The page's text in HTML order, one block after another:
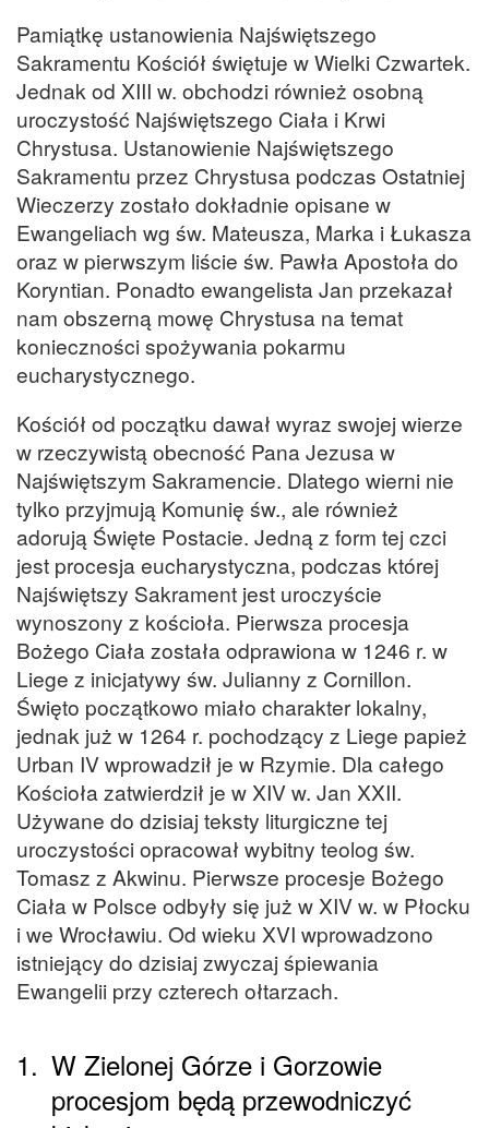
Pamiątkę ustanowienia Najświętszego
Sakramentu Kościół świętuje w Wielki Czwartek.
Jednak od XIII w. obchodzi również osobną
uroczystość Najświętszego Ciała i Krwi
Chrystusa. Ustanowienie Najświętszego
Sakramentu przez Chrystusa podczas Ostatniej
Wieczerzy zostało dokładnie opisane w
Ewangeliach wg św. Mateusza, Marka i Łukasza
oraz w pierwszym liście św. Pawła Apostoła do
Koryntian. Ponadto ewangelista Jan przekazał
nam obszerną mowę Chrystusa na temat
konieczności spożywania pokarmu
eucharystycznego.
Kościół od początku dawał wyraz swojej wierze
w rzeczywistą obecność Pana Jezusa w
Najświętszym Sakramencie. Dlatego wierni nie
tylko przyjmują Komunię św., ale również
adorują Święte Postacie. Jedną z form tej czci
jest procesja eucharystyczna, podczas której
Najświętszy Sakrament jest uroczyście
wynoszony z kościoła. Pierwsza procesja
Bożego Ciała została odprawiona w 1246 r. w
Liege z inicjatywy św. Julianny z Cornillon.
Święto początkowo miało charakter lokalny,
jednak już w 1264 r. pochodzący z Liege papież
Urban IV wprowadził je w Rzymie. Dla całego
Kościoła zatwierdził je w XIV w. Jan XXII.
Używane do dzisiaj teksty liturgiczne tej
uroczystości opracował wybitny teolog św.
Tomasz z Akwinu. Pierwsze procesje Bożego
Ciała w Polsce odbyły się już w XIV w. w Płocku
i we Wrocławiu. Od wieku XVI wprowadzono
istniejący do dzisiaj zwyczaj śpiewania
Ewangelii przy czterech ołtarzach.
1. W Zielonej Górze i Gorzowie
procesjom będą przewodniczyć